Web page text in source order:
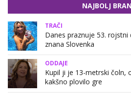
NAJBOLJ
TRAČI
Danes praznuje 53.
znana Slovenka
ODDAJE
Kupil ji je 13-metrski čoln,
kakšno plovilo gre